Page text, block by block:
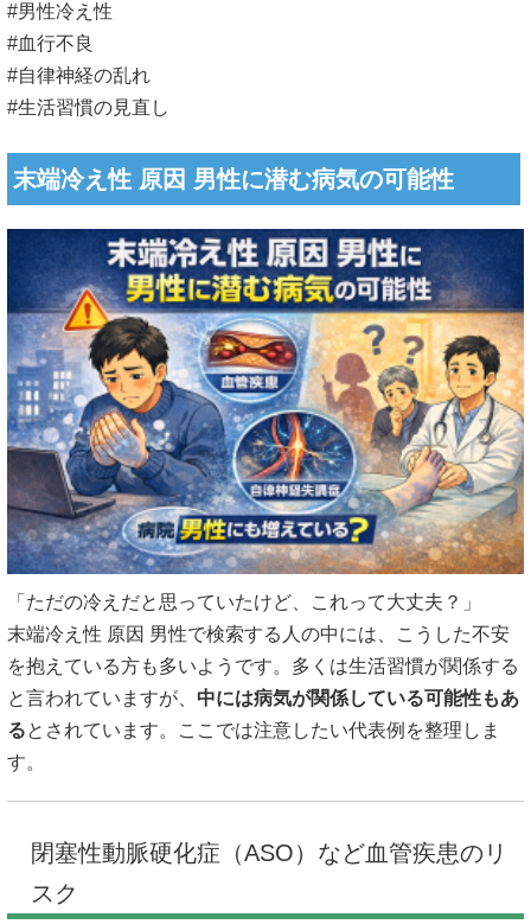
#男性冷え性
#血行不良
#自律神経の乱れ
#生活習慣の見直し
末端冷え性 原因 男性に潜む病気の可能性
「ただの冷えだと思っていたけど、これって大丈夫？」
末端冷え性 原因 男性で検索する人の中には、こうした不安
を抱えている方も多いようです。多くは生活習慣が関係する
と言われていますが、 中には病気が関係している可能性もあ
るとされています。ここでは注意したい代表例を整理しま
す。
閉塞性動脈硬化症（ASO）など血管疾患のリ
スク